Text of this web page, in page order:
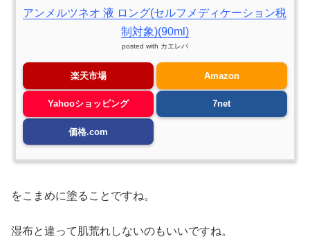
アンメルツネオ 液 ロング(セルフメディケーション税
制対象)(90ml)
posted with カエレバ
楽天市場 Amazon
Yahooショッピング 7net
価格.com
をこまめに塗ることですね。
湿布と違って肌荒れしないのもいいですね。